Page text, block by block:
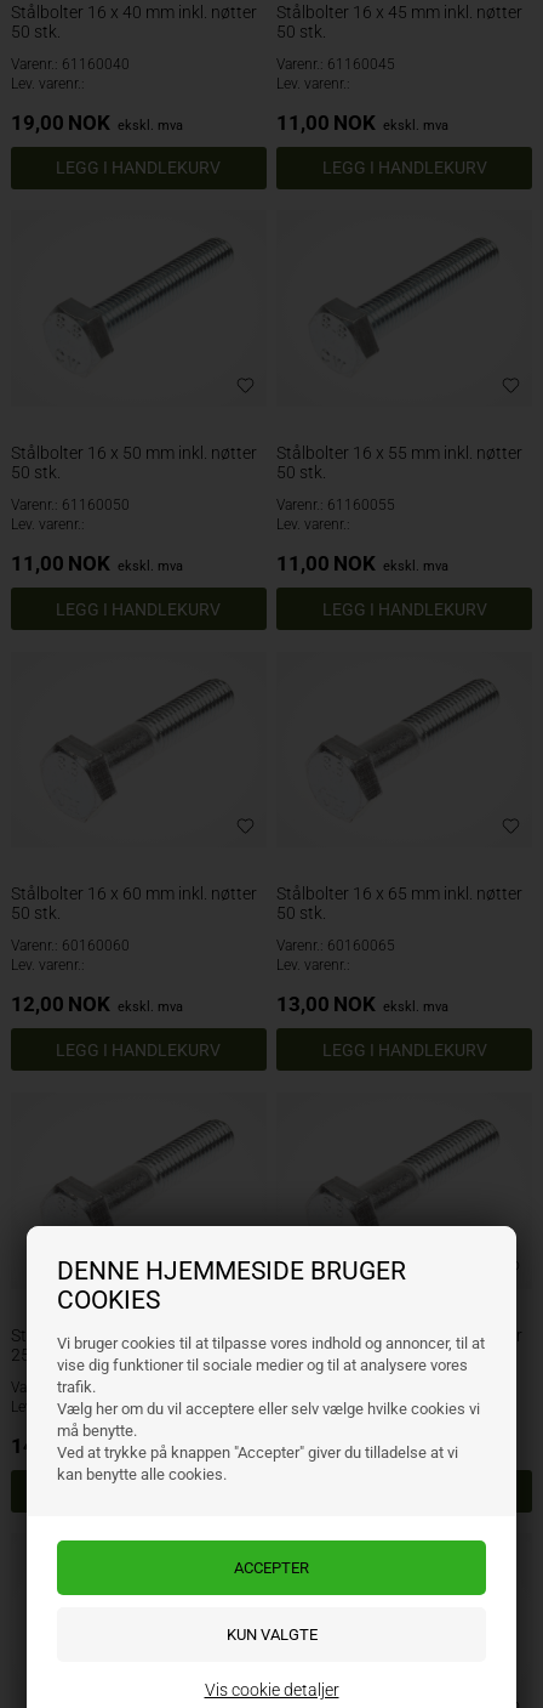
DENNE HJEMMESIDE BRUGER
COOKIES
Vi bruger cookies til at tilpasse vores indhold og annoncer, til at
vise dig funktioner til sociale medier og til at analysere vores
trafik.
Vælg her om du vil acceptere eller selv vælge hvilke cookies vi
må benytte.
Ved at trykke på knappen "Accepter" giver du tilladelse at vi
kan benytte alle cookies.
Vis cookie detaljer
Stålbolter 16 x 40 mm inkl. nøtter
50 stk.
Varenr.: 61160040
Lev. varenr.:
19,00 NOK ekskl. mva
Stålbolter 16 x 45 mm inkl. nøtter
50 stk.
Varenr.: 61160045
Lev. varenr.:
11,00 NOK ekskl. mva
Stålbolter 16 x 50 mm inkl. nøtter
50 stk.
Varenr.: 61160050
Lev. varenr.:
11,00 NOK ekskl. mva
Stålbolter 16 x 55 mm inkl. nøtter
50 stk.
Varenr.: 61160055
Lev. varenr.:
11,00 NOK ekskl. mva
Stålbolter 16 x 60 mm inkl. nøtter
50 stk.
Varenr.: 60160060
Lev. varenr.:
12,00 NOK ekskl. mva
Stålbolter 16 x 65 mm inkl. nøtter
50 stk.
Varenr.: 60160065
Lev. varenr.:
13,00 NOK ekskl. mva
Stålbolter 16 x 70 mm inkl. nøtter
25 stk.
Varenr.: 60160070
Lev. varenr.:
14,00NOK ekskl. mva
Stålbolter 16 x 80 mm inkl. nøtter
25 stk.
Lev. varenr.:
17,00NOK ekskl. mva